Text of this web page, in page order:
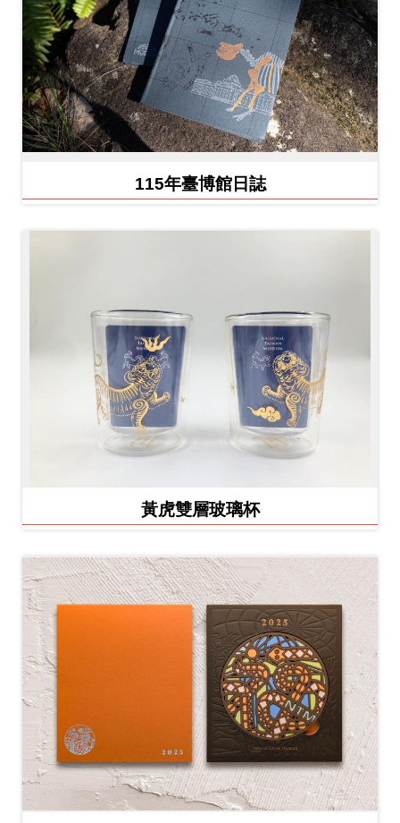
Ba
ha
sa
Ind
on
esi
a
Tiế
ng
Việ
t
115年臺博館日誌
黃虎雙層玻璃杯